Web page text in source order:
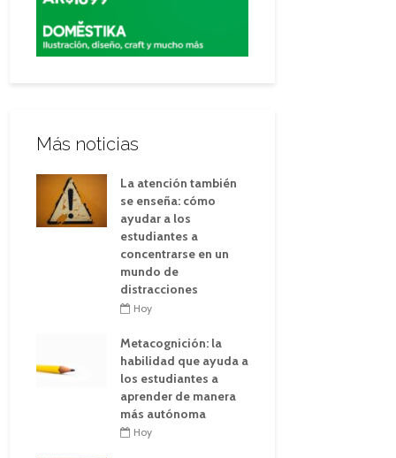
Más noticias
La atención también
se enseña: cómo
ayudar a los
estudiantes a
concentrarse en un
mundo de
distracciones
Hoy
Metacognición: la
habilidad que ayuda a
los estudiantes a
aprender de manera
más autónoma
Hoy